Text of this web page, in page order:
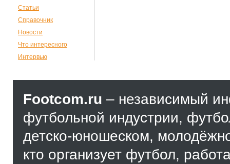
Статьи
Справочник
Новости
Что интересного
Интервью
Footcom.ru – независимый
футбольной индустрии,
детско-юношеском,
кто организует футбол,